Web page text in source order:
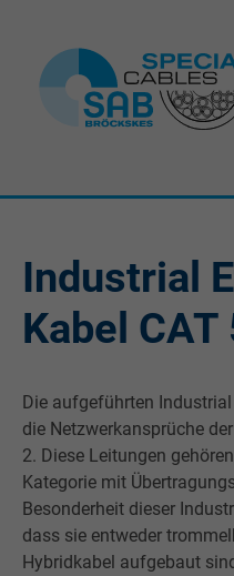
Industrial
Kabel CAT
Die aufgeführten
die Netzwerkansprüche
2. Diese Leitungen
Kategorie mit
Besonderheit dieser
dass sie entweder
Hybridkabel aufgebaut